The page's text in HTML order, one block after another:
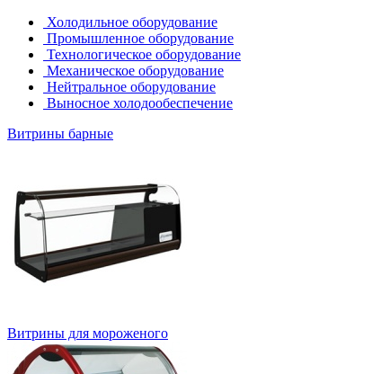
Холодильное оборудование
Промышленное оборудование
Технологическое оборудование
Механическое оборудование
Нейтральное оборудование
Выносное холодообеспечение
Витрины барные
Витрины для мороженого